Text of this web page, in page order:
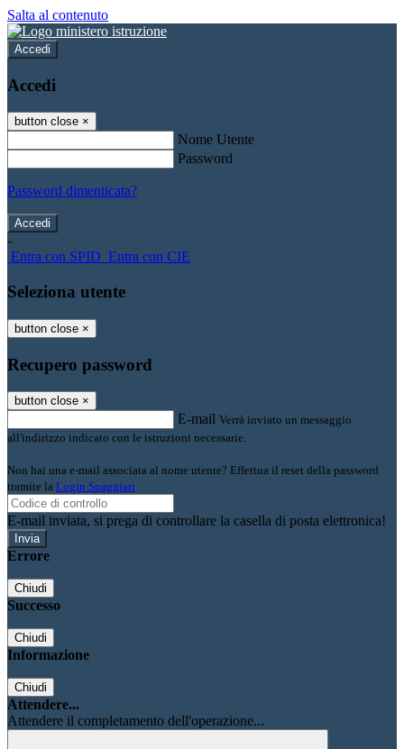
Salta al contenuto
Accedi
Accedi
button close ×
Nome Utente
Password
Password dimenticata?
-
Entra con SPID Entra con CIE
Seleziona utente
button close ×
Recupero password
button close ×
E-mail Verrà inviato un messaggio
all'indirizzo indicato con le istruzioni necessarie.
Non hai una e-mail associata al nome utente? Effettua il reset della password
tramite la Login Spaggiari
E-mail inviata, si prega di controllare la casella di posta elettronica!
Errore
Chiudi
Successo
Chiudi
Informazione
Chiudi
Attendere...
Attendere il completamento dell'operazione...